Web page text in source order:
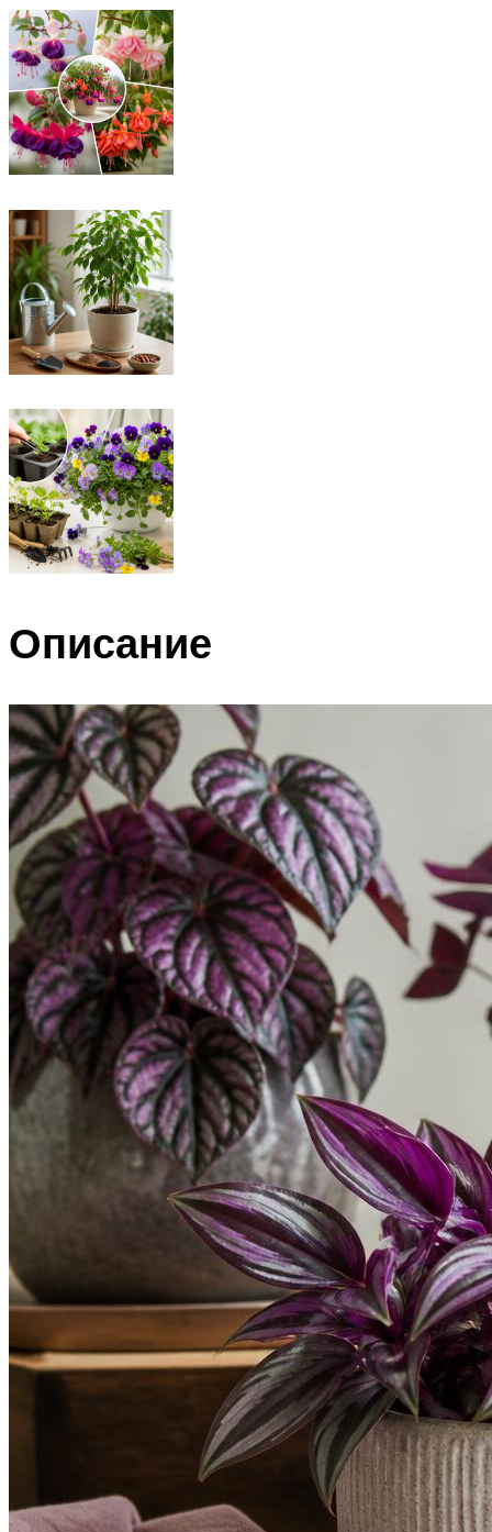
Описание